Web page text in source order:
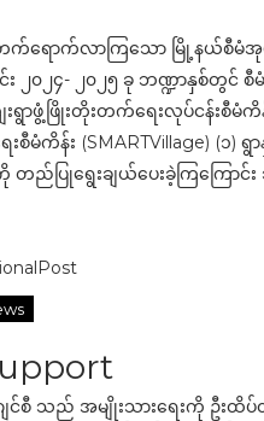
က်ရောက်လာကြသော မြို့နယ်စီမံအု
း ၂၀၂၄- ၂၀၂၅ ခု ဘဏ္ဍာနှစ်
ဖွံ့ဖြိုးတိုးတက်ရေးလုပ်ငန်းစီမံကိန်း
မံကိန်း (SMARTVillage) (၁) ရွ
ကို တည်ပြုရွေးချယ်‌ပေးခဲ့ကြကြော
င်စီ သည် အမျိုးသားရေးကို ဦးထိ